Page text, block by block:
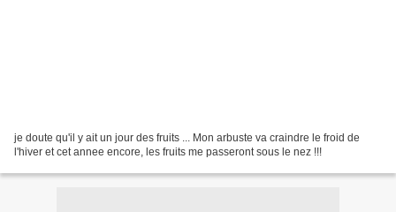
je doute qu'il y ait un jour des fruits ... Mon arbuste va craindre le froid de
l'hiver et cet annee encore, les fruits me passeront sous le nez !!!